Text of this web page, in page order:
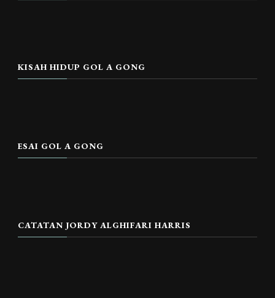
KISAH HIDUP GOL A GONG
ESAI GOL A GONG
CATATAN JORDY ALGHIFARI HARRIS